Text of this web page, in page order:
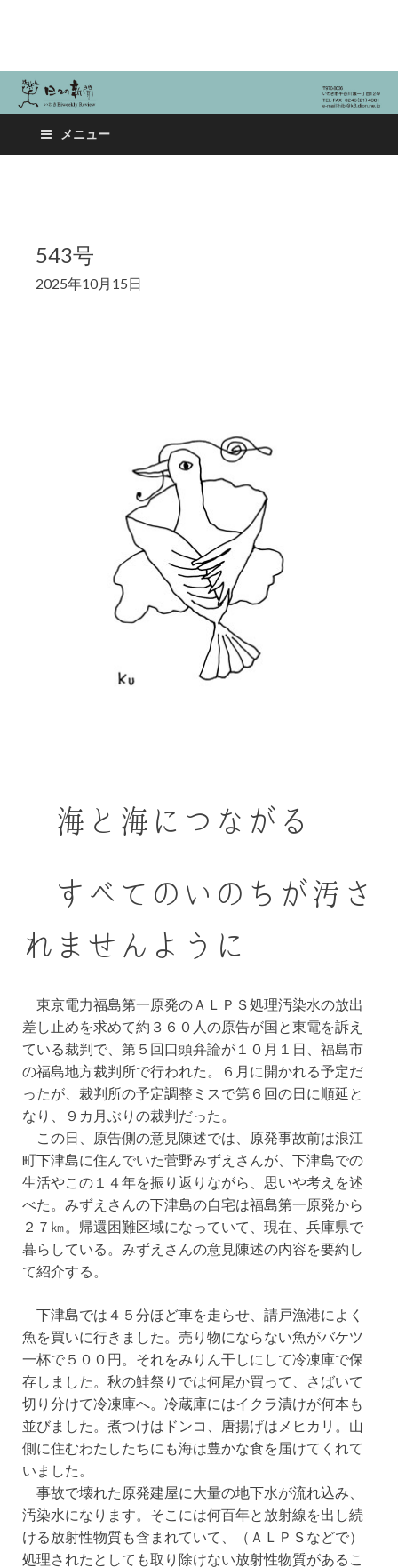
日々の新聞
メニュー
543号
2025年10月15日
海と海につながる
すべてのいのちが汚さ
れませんように
東京電力福島第一原発のＡＬＰＳ処理汚染水の放出
差し止めを求めて約３６０人の原告が国と東電を訴え
ている裁判で、第５回口頭弁論が１０月１日、福島市
の福島地方裁判所で行われた。６月に開かれる予定だ
ったが、裁判所の予定調整ミスで第６回の日に順延と
なり、９カ月ぶりの裁判だった。
この日、原告側の意見陳述では、原発事故前は浪江
町下津島に住んでいた菅野みずえさんが、下津島での
生活やこの１４年を振り返りながら、思いや考えを述
べた。みずえさんの下津島の自宅は福島第一原発から
２７㎞。帰還困難区域になっていて、現在、兵庫県で
暮らしている。みずえさんの意見陳述の内容を要約し
て紹介する。
下津島では４５分ほど車を走らせ、請戸漁港によく
魚を買いに行きました。売り物にならない魚がバケツ
一杯で５００円。それをみりん干しにして冷凍庫で保
存しました。秋の鮭祭りでは何尾か買って、さばいて
切り分けて冷凍庫へ。冷蔵庫にはイクラ漬けが何本も
並びました。煮つけはドンコ、唐揚げはメヒカリ。山
側に住むわたしたちにも海は豊かな食を届けてくれて
いました。
事故で壊れた原発建屋に大量の地下水が流れ込み、
汚染水になります。そこには何百年と放射線を出し続
ける放射性物質も含まれていて、（ＡＬＰＳなどで）
処理されたとしても取り除けない放射性物質があるこ